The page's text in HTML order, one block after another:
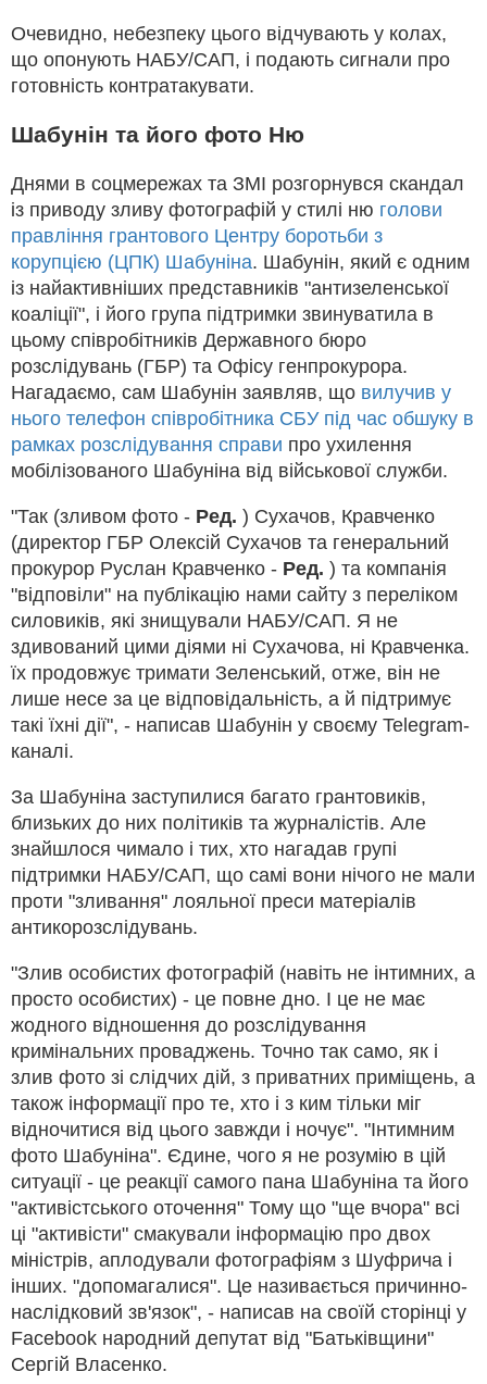
Очевидно, небезпеку цього відчувають у колах,
що опонують НАБУ/САП, і подають сигнали про
готовність контратакувати.
Шабунін та його фото Ню
Днями в соцмережах та ЗМІ розгорнувся скандал
із приводу зливу фотографій у стилі ню голови
правління грантового Центру боротьби з
корупцією (ЦПК) Шабуніна. Шабунін, який є одним
із найактивніших представників "антизеленської
коаліції", і його група підтримки звинуватила в
цьому співробітників Державного бюро
розслідувань (ГБР) та Офісу генпрокурора.
Нагадаємо, сам Шабунін заявляв, що вилучив у
нього телефон співробітника СБУ під час обшуку в
рамках розслідування справи про ухилення
мобілізованого Шабуніна від військової служби.
"Так (зливом фото - Ред. ) Сухачов, Кравченко
(директор ГБР Олексій Сухачов та генеральний
прокурор Руслан Кравченко - Ред. ) та компанія
"відповіли" на публікацію нами сайту з переліком
силовиків, які знищували НАБУ/САП. Я не
здивований цими діями ні Сухачова, ні Кравченка.
їх продовжує тримати Зеленський, отже, він не
лише несе за це відповідальність, а й підтримує
такі їхні дії", - написав Шабунін у своєму Telegram-
каналі.
За Шабуніна заступилися багато грантовиків,
близьких до них політиків та журналістів. Але
знайшлося чимало і тих, хто нагадав групі
підтримки НАБУ/САП, що самі вони нічого не мали
проти "зливання" лояльної преси матеріалів
антикорозслідувань.
"Злив особистих фотографій (навіть не інтимних, а
просто особистих) - це повне дно. І це не має
жодного відношення до розслідування
кримінальних проваджень. Точно так само, як і
злив фото зі слідчих дій, з приватних приміщень, а
також інформації про те, хто і з ким тільки міг
відночитися від цього завжди і ночує". "Інтимним
фото Шабуніна". Єдине, чого я не розумію в цій
ситуації - це реакції самого пана Шабуніна та його
"активістського оточення" Тому що "ще вчора" всі
ці "активісти" смакували інформацію про двох
міністрів, аплодували фотографіям з Шуфрича і
інших. "допомагалися". Це називається причинно-
наслідковий зв'язок", - написав на своїй сторінці у
Facebook народний депутат від "Батьківщини"
Сергій Власенко.